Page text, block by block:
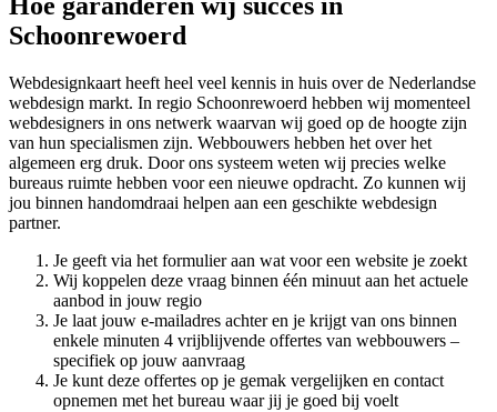
Hoe garanderen wij succes in
Schoonrewoerd
Webdesignkaart heeft heel veel kennis in huis over de Nederlandse
webdesign markt. In regio Schoonrewoerd hebben wij momenteel
webdesigners in ons netwerk waarvan wij goed op de hoogte zijn
van hun specialismen zijn. Webbouwers hebben het over het
algemeen erg druk. Door ons systeem weten wij precies welke
bureaus ruimte hebben voor een nieuwe opdracht. Zo kunnen wij
jou binnen handomdraai helpen aan een geschikte webdesign
partner.
Je geeft via het formulier aan wat voor een website je zoekt
Wij koppelen deze vraag binnen één minuut aan het actuele
aanbod in jouw regio
Je laat jouw e-mailadres achter en je krijgt van ons binnen
enkele minuten 4 vrijblijvende offertes van webbouwers –
specifiek op jouw aanvraag
Je kunt deze offertes op je gemak vergelijken en contact
opnemen met het bureau waar jij je goed bij voelt